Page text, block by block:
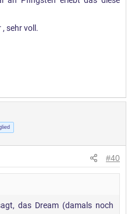
sehr voll.
#40
das Dream (damals noch